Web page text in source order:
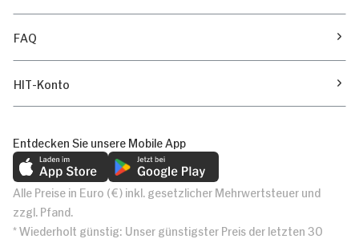
FAQ
HIT-Konto
Entdecken Sie unsere Mobile App
Alle Preise in Euro (€) inkl. gesetzlicher Mehrwertsteuer und
zzgl. Pfand.
* Wiederholt günstig: Unser günstigster Preis der letzten 30